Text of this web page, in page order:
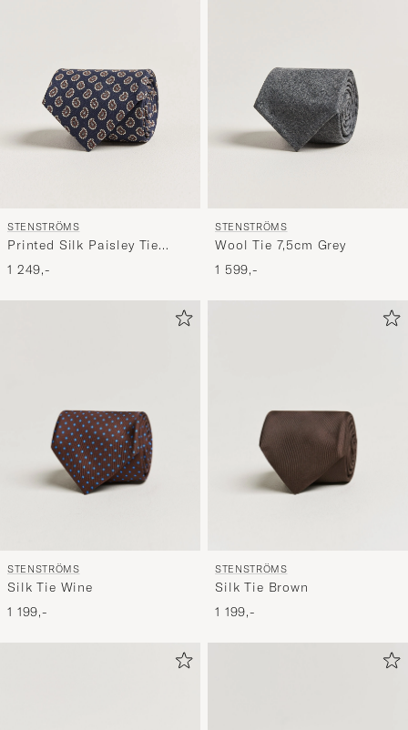
STENSTRÖMS
Printed Silk Paisley Tie
7,5cm Blue
1 249,-
STENSTRÖMS
Wool Tie 7,5cm Grey
1 599,-
STENSTRÖMS
Silk Tie Wine
1 199,-
STENSTRÖMS
Silk Tie Brown
1 199,-